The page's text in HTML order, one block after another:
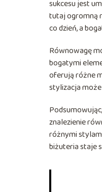
sukcesu jest
tutaj ogromną
co dzień, a
Równowagę
bogatymi
oferują różne
stylizacja
znalezienie
różnymi
biżuteria staje